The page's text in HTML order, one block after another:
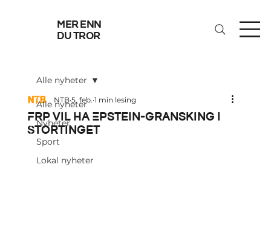
mer enn
du tror
Alle nyheter
Nyheter
Sport
Lokal nyheter
Alle nyheter
Frp vil ha Epstein-gransking i
Stortinget
NTB 5. feb. 1 min lesing